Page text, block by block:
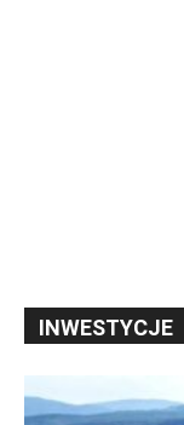
INWESTYCJE